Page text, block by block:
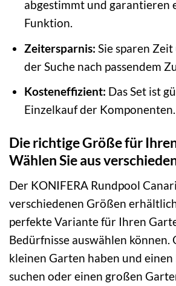
abgestimmt und garantieren
Funktion.
Zeitersparnis: Sie sparen
der Suche nach passendem
Kosteneffizient: Das Set ist
Einzelkauf der Komponenten.
Die richtige Größe für
Wählen Sie aus
Der KONIFERA Rundpool
verschiedenen Größen
perfekte Variante für Ihren
Bedürfnisse auswählen können.
kleinen Garten haben und
suchen oder einen großen